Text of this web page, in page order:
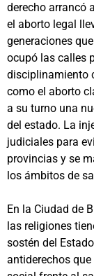
derecho arrancó
el aborto legal
generaciones
ocupó las calles
disciplinamiento
como el aborto
a su turno una
del estado. La
judiciales para
provincias y se
los ámbitos de
En la Ciudad de
las religiones
sostén del
antiderechos